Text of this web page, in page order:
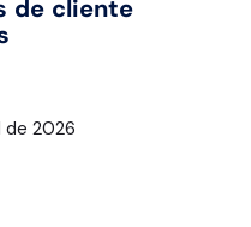
de cliente
de 2026